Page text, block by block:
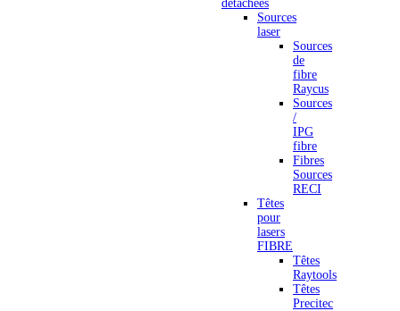
détachées
Sources
laser
Sources
de
fibre
Raycus
Sources
/
IPG
fibre
Fibres
Sources
RECI
Têtes
pour
lasers
FIBRE
Têtes
Raytools
Têtes
Precitec